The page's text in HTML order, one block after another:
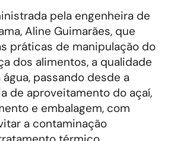
pela engenheira de
Aline Guimarães, que
práticas de manipulação do
dos alimentos, a qualidade
passando desde a
de aproveitamento do açaí,
e embalagem, com
a contaminação